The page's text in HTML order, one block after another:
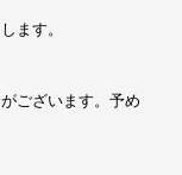
ます。
ございます。予め